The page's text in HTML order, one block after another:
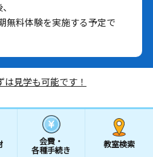
無料体験を実施する予定で
見学も可能です！
会費・
各種手続き
教室検索